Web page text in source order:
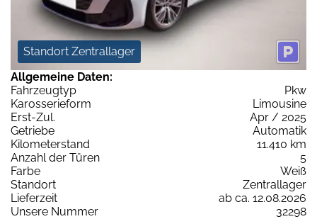
Standort Zentrallager
Allgemeine Daten:
Fahrzeugtyp
Pkw
Karosserieform
Limousine
Erst-Zul.
Apr / 2025
Getriebe
Automatik
Kilometerstand
11.410 km
Anzahl der Türen
5
Farbe
Weiß
Standort
Zentrallager
Lieferzeit
ab ca. 12.08.2026
Unsere Nummer
32298